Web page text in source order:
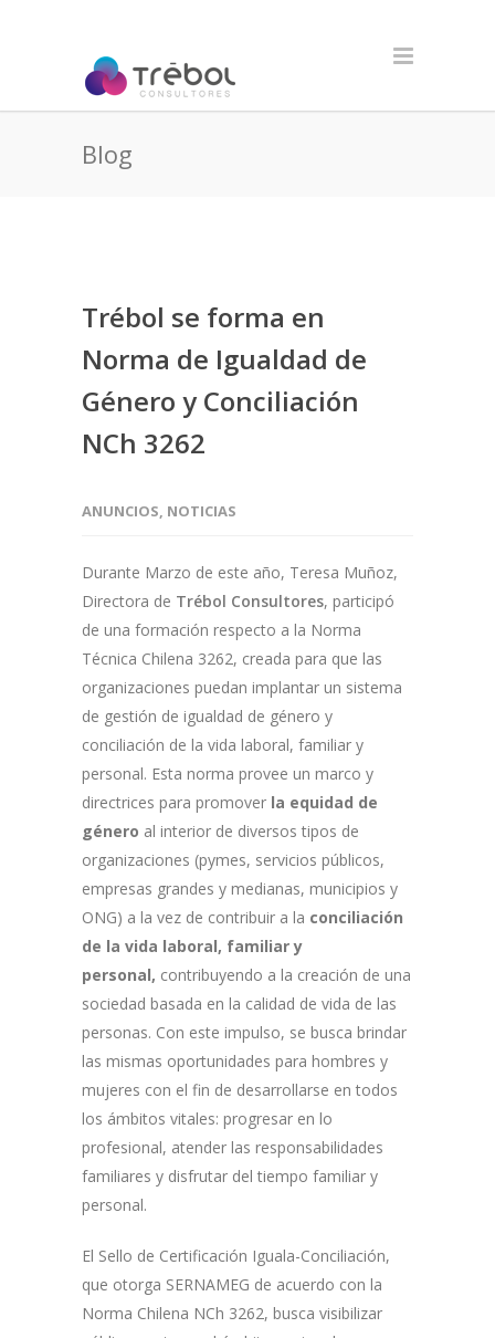
Blog
Trébol se forma en
Norma de Igualdad de
Género y Conciliación
NCh 3262
ANUNCIOS, NOTICIAS
Durante Marzo de este año, Teresa Muñoz,
Directora de Trébol Consultores, participó
de una formación respecto a la Norma
Técnica Chilena 3262, creada para que las
organizaciones puedan implantar un sistema
de gestión de igualdad de género y
conciliación de la vida laboral, familiar y
personal. Esta norma provee un marco y
directrices para promover la equidad de
género al interior de diversos tipos de
organizaciones (pymes, servicios públicos,
empresas grandes y medianas, municipios y
ONG) a la vez de contribuir a la conciliación
de la vida laboral, familiar y
personal, contribuyendo a la creación de una
sociedad basada en la calidad de vida de las
personas. Con este impulso, se busca brindar
las mismas oportunidades para hombres y
mujeres con el fin de desarrollarse en todos
los ámbitos vitales: progresar en lo
profesional, atender las responsabilidades
familiares y disfrutar del tiempo familiar y
personal.
El Sello de Certificación Iguala-Conciliación,
que otorga SERNAMEG de acuerdo con la
Norma Chilena NCh 3262, busca visibilizar